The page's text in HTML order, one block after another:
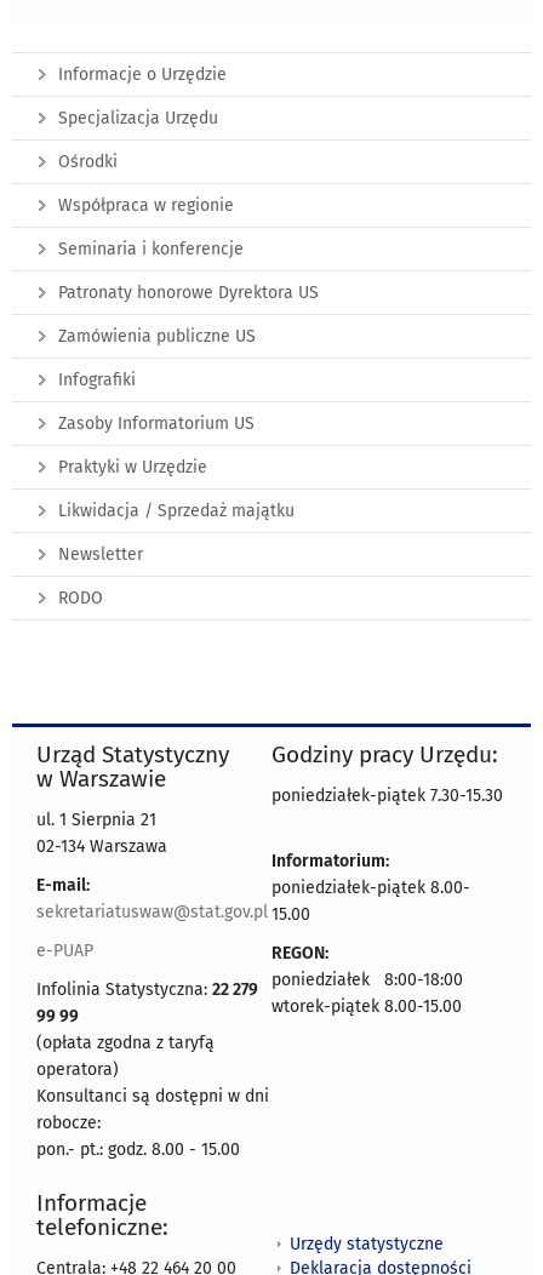
Informacje o Urzędzie
Specjalizacja Urzędu
Ośrodki
Współpraca w regionie
Seminaria i konferencje
Patronaty honorowe Dyrektora US
Zamówienia publiczne US
Infografiki
Zasoby Informatorium US
Praktyki w Urzędzie
Likwidacja / Sprzedaż majątku
Newsletter
RODO
Urząd Statystyczny
w Warszawie
ul. 1 Sierpnia 21
02-134 Warszawa
E-mail:
sekretariatuswaw@stat.gov.pl
e-PUAP
Infolinia Statystyczna: 22 279
99 99
(opłata zgodna z taryfą
operatora)
Konsultanci są dostępni w dni
robocze:
pon.- pt.: godz. 8.00 - 15.00
Godziny pracy Urzędu:
poniedziałek-piątek 7.30-15.30
Informatorium:
poniedziałek-piątek 8.00-
15.00
REGON:
poniedziałek 8:00-18:00
wtorek-piątek 8.00-15.00
Informacje
telefoniczne:
Centrala: +48 22 464 20 00
Urzędy statystyczne
Deklaracja dostępności